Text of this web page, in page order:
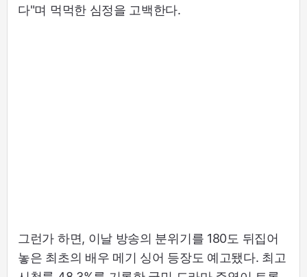
다"며 먹먹한 심정을 고백한다.
그런가 하면, 이날 방송의 분위기를 180도 뒤집어
놓은 최초의 배우 메기 싱어 등장도 예고됐다. 최고